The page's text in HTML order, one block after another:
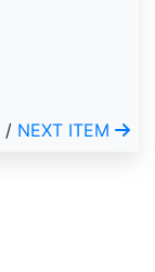
/ NEXT ITEM